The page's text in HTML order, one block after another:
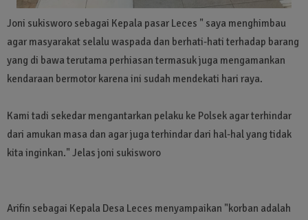
Joni sukisworo sebagai Kepala pasar Leces " saya menghimbau
agar masyarakat selalu waspada dan berhati-hati terhadap barang
yang di bawa terutama perhiasan termasuk juga mengamankan
kendaraan bermotor karena ini sudah mendekati hari raya.
Kami tadi sekedar mengantarkan pelaku ke Polsek agar terhindar
dari amukan masa dan agar juga terhindar dari hal-hal yang tidak
kita inginkan." Jelas joni sukisworo
Arifin sebagai Kepala Desa Leces menyampaikan "korban adalah